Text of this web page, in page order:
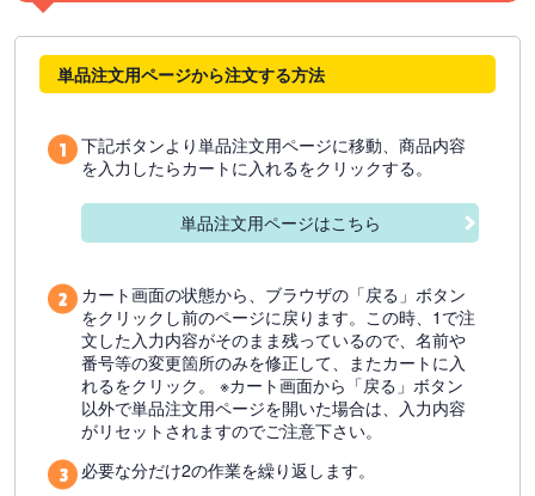
単品注文用ページから注文する方法
下記ボタンより単品注文用ページに移動、商品内容
を入力したらカートに入れるをクリックする。
単品注文用ページはこちら
カート画面の状態から、ブラウザの「戻る」ボタン
をクリックし前のページに戻ります。この時、1で注
文した入力内容がそのまま残っているので、名前や
番号等の変更箇所のみを修正して、またカートに入
れるをクリック。 ※カート画面から「戻る」ボタン
以外で単品注文用ページを開いた場合は、入力内容
がリセットされますのでご注意下さい。
必要な分だけ2の作業を繰り返します。